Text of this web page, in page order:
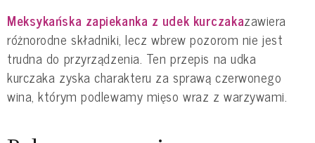
Meksykańska zapiekanka z udek kurczakazawiera
różnorodne składniki, lecz wbrew pozorom nie jest
trudna do przyrządzenia. Ten przepis na udka
kurczaka zyska charakteru za sprawą czerwonego
wina, którym podlewamy mięso wraz z warzywami.